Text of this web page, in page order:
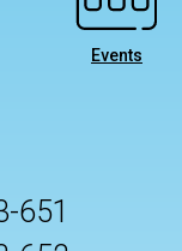
Events
651